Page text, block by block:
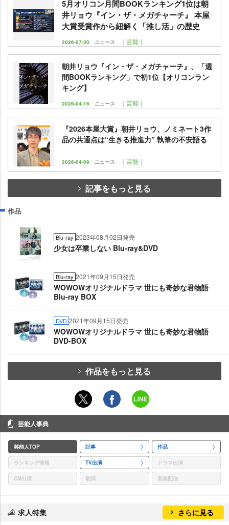
5月オリコン月間BOOKランキング1位は朝
井リョウ『イン・ザ・メガチャーチ』 本屋
大賞受賞作から紐解く「推し活」の歴史
2026-07-30 ニュース ｜芸能｜
朝井リョウ『イン・ザ・メガチャーチ』、「週
間BOOKランキング」で初1位【オリコンラン
キング】
2026-04-16 ニュース ｜芸能｜
『2026本屋大賞』朝井リョウ、ノミネート3作
品の共通点は“生きる推進力” 執筆の不安語る
2026-04-09 ニュース ｜芸能｜
記事をもっと見る
作品
Blu-ray 2023年08月02日発売
少女は卒業しない Blu-ray&DVD
Blu-ray 2021年09月15日発売
WOWOWオリジナルドラマ 世にも奇妙な君物語
Blu-ray BOX
DVD 2021年09月15日発売
WOWOWオリジナルドラマ 世にも奇妙な君物語
DVD-BOX
作品をもっと見る
芸能人事典
芸能人TOP 記事 作品
ランキング情報 TV出演 ドラマ出演
CM出演 歌詞 音楽配信
求人特集 さらに見る